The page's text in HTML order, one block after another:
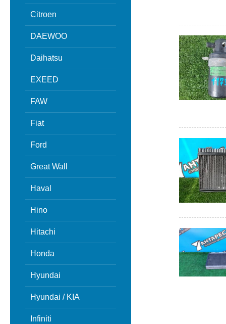
Citroen
DAEWOO
Daihatsu
EXEED
FAW
Fiat
Ford
Great Wall
Haval
Hino
Hitachi
Honda
Hyundai
Hyundai / KIA
Infiniti